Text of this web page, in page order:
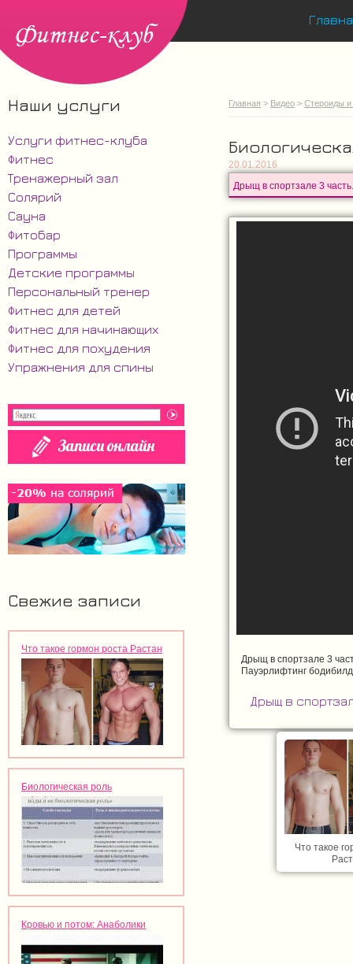
Наши услуги
Услуги фитнес-клуба
Фитнес
Тренажерный зал
Солярий
Сауна
Фитобар
Программы
Детские программы
Персональный тренер
Фитнес для детей
Фитнес для начинающих
Фитнес для похудения
Упражнения для спины
Свежие записи
Что такое гормон роста Растан
Биологическая роль
Кровью и потом: Анаболики
Главная > Видео > Стероиды и
20.01.2016
Дрыщ в спортзале 3
Пауэрлифтинг
Дрыщ в
Что такое